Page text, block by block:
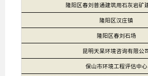
隆阳区春刘普通建筑用石灰岩矿
隆阳区汉庄镇
隆阳区春刘石场
昆明天杲环境咨询有限公
保山市环境工程评估中心